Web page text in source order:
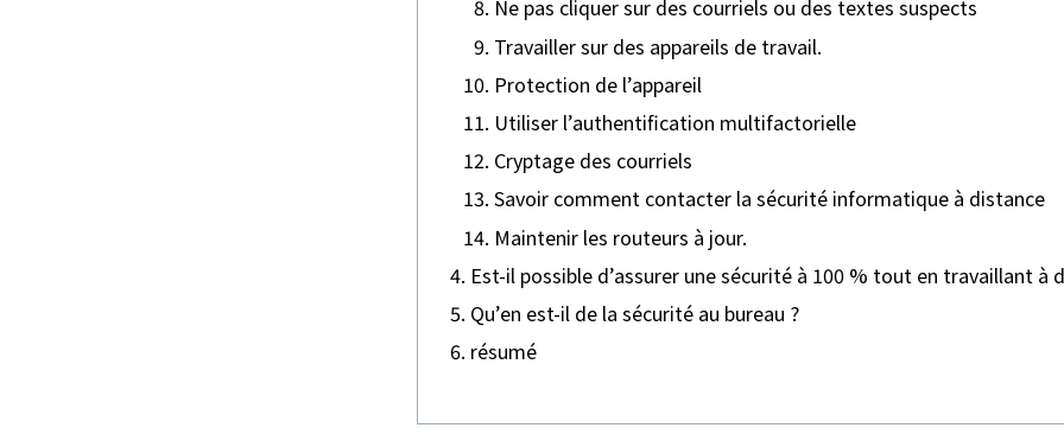
Ne pas cliquer sur des courriels ou des textes suspects
Travailler sur des appareils de travail.
Protection de l’appareil
Utiliser l’authentification multifactorielle
Cryptage des courriels
Savoir comment contacter la sécurité informatique à distance
Maintenir les routeurs à jour.
Est-il possible d’assurer une sécurité à 100 % tout en travaillant à
Qu’en est-il de la sécurité au bureau ?
résumé